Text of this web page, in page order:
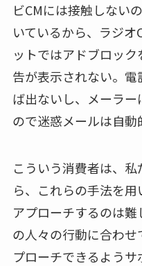
ビCMには接触しない
いているから、ラジ
ットではアドブロッ
告が表示されない。
ば出ないし、メーラ
ので迷惑メールは自動
こういう消費者は、
ら、これらの手法を
アプローチするのは
の人々の行動に合わ
プローチできるよう